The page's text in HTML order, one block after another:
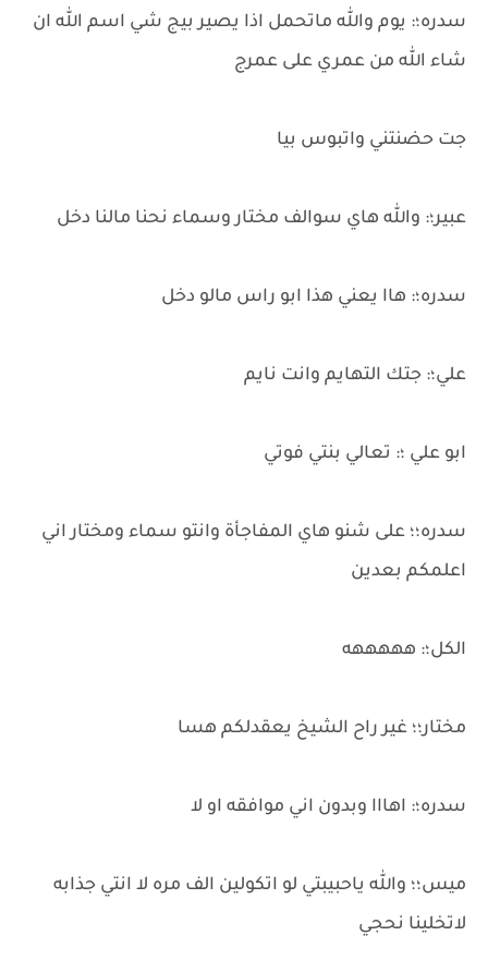
سدره؛: يوم والله ماتحمل اذا يصير بيج شي اسم الله ان
شاء الله من عمري على عمرج
جت حضنتني واتبوس بيا
عبير؛: والله هاي سوالف مختار وسماء نحنا مالنا دخل
سدره؛: هاا يعني هذا ابو راس مالو دخل
علي؛: جتك التهايم وانت نايم
ابو علي ؛: تعالي بنتي فوتي
سدره؛؛ على شنو هاي المفاجأة وانتو سماء ومختار اني
اعلمكم بعدين
الكل؛: هههههه
مختار؛؛ غير راح الشيخ يعقدلكم هسا
سدره؛: اهااا وبدون اني موافقه او لا
ميس؛؛ والله ياحبيبتي لو اتكولين الف مره لا انتي جذابه
لاتخلينا نحجي